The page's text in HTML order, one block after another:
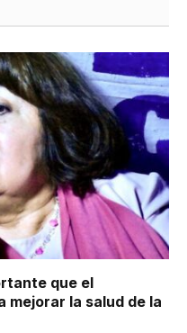
que el
mejorar la salud de la